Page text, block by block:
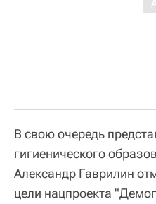
В свою очередь
гигиенического
Александр Гаврилин
цели нацпроекта